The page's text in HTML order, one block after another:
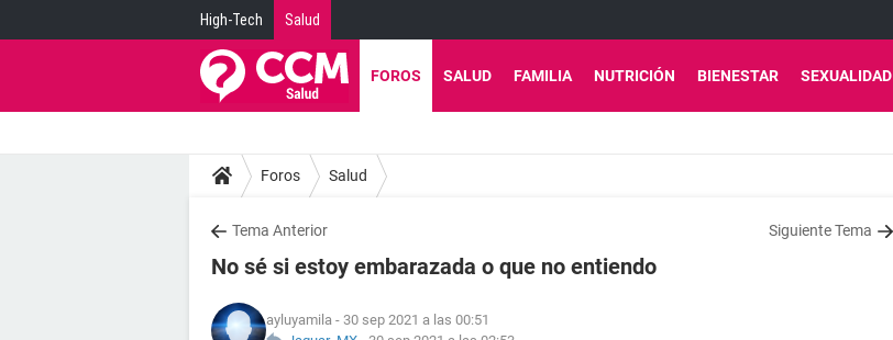
High-Tech Salud
FOROS SALUD FAMILIA NUTRICIÓN BIENESTAR SEXUALIDAD
Foros Salud
Tema Anterior Siguiente Tema
No sé si estoy embarazada o que no entiendo
ayluyamila - 30 sep 2021 a las 00:51